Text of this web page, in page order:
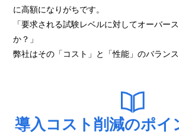
に高額になりがちです。
「要求される試験レベルに対してオーバー
か？」
弊社はその「コスト」と「性能」のバランス
導入コスト削減のポイ